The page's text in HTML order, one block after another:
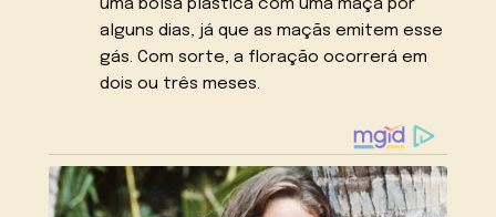
uma bolsa plástica com uma maçã por
alguns dias, já que as maçãs emitem esse
gás. Com sorte, a floração ocorrerá em
dois ou três meses.